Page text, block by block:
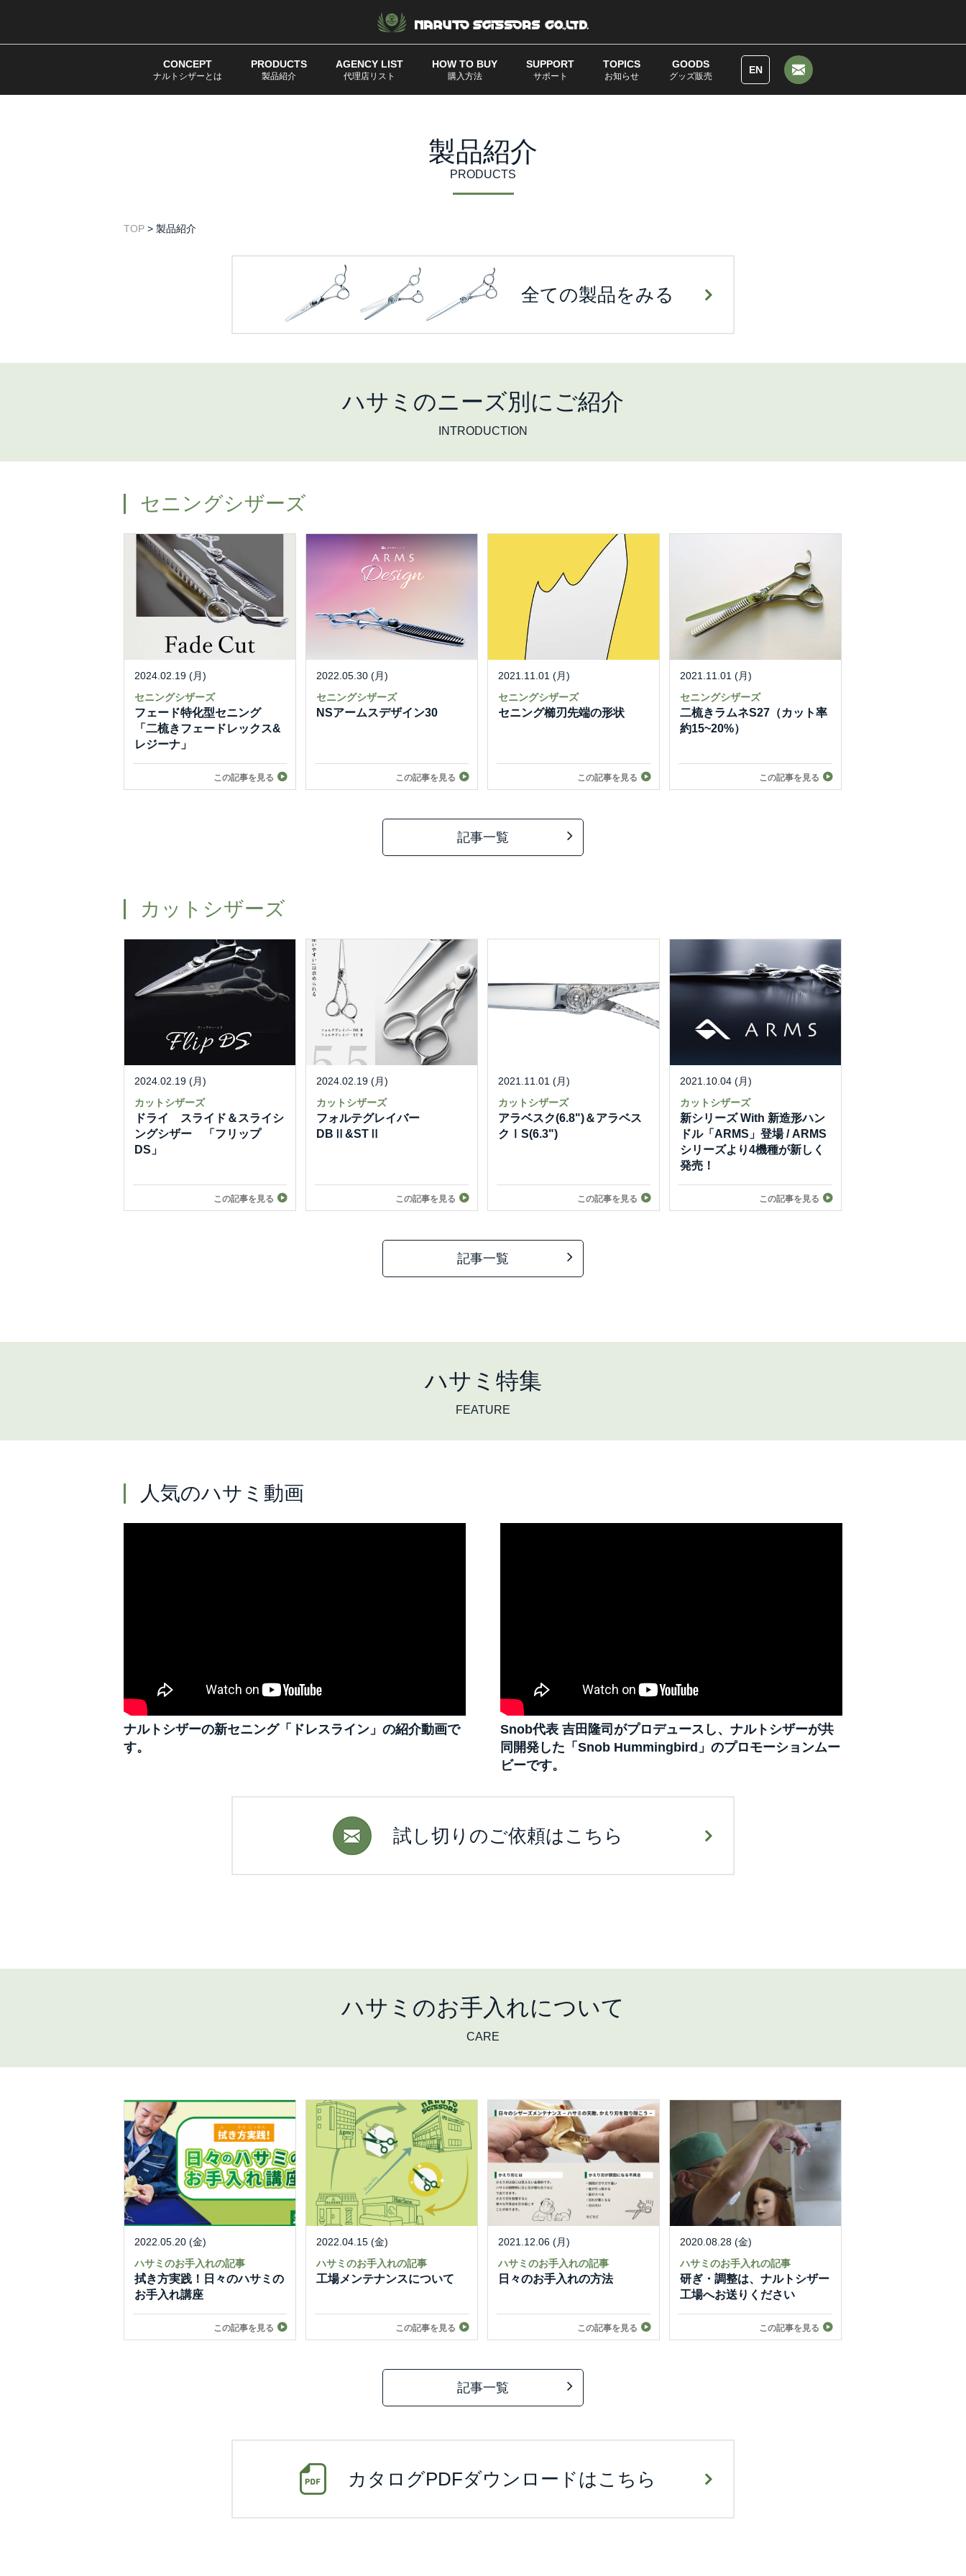
CONCEPT
ナルトシザーとは
PRODUCTS
製品紹介
AGENCY LIST
代理店リスト
HOW TO BUY
購入方法
SUPPORT
サポート
TOPICS
お知らせ
GOODS
グッズ販売
EN
製品紹介
PRODUCTS
TOP > 製品紹介
全ての製品をみる
ハサミのニーズ別にご紹介
INTRODUCTION
セニングシザーズ
2024.02.19 (月)
セニングシザーズ
フェード特化型セニング
「二梳きフェードレックス&
レジーナ」
この記事を見る
2022.05.30 (月)
セニングシザーズ
NSアームスデザイン30
この記事を見る
2021.11.01 (月)
セニングシザーズ
セニング櫛刃先端の形状
この記事を見る
2021.11.01 (月)
セニングシザーズ
二梳きラムネS27（カット率
約15~20%）
この記事を見る
記事一覧
カットシザーズ
2024.02.19 (月)
カットシザーズ
ドライ スライド＆スライシ
ングシザー 「フリップ
DS」
この記事を見る
2024.02.19 (月)
カットシザーズ
フォルテグレイバー
DBⅡ&STⅡ
この記事を見る
2021.11.01 (月)
カットシザーズ
アラベスク(6.8")＆アラベス
クⅠS(6.3")
この記事を見る
2021.10.04 (月)
カットシザーズ
新シリーズ With 新造形ハン
ドル「ARMS」登場 / ARMS
シリーズより4機種が新しく
発売！
この記事を見る
記事一覧
ハサミ特集
FEATURE
人気のハサミ動画
ナルトシザーの新セニング「ドレスライン」の紹介動画で
す。
Snob代表 吉田隆司がプロデュースし、ナルトシザーが共
同開発した「Snob Hummingbird」のプロモーションムー
ビーです。
試し切りのご依頼はこちら
ハサミのお手入れについて
CARE
2022.05.20 (金)
ハサミのお手入れの記事
拭き方実践！日々のハサミの
お手入れ講座
この記事を見る
2022.04.15 (金)
ハサミのお手入れの記事
工場メンテナンスについて
この記事を見る
2021.12.06 (月)
ハサミのお手入れの記事
日々のお手入れの方法
この記事を見る
2020.08.28 (金)
ハサミのお手入れの記事
研ぎ・調整は、ナルトシザー
工場へお送りください
この記事を見る
記事一覧
カタログPDFダウンロードはこちら